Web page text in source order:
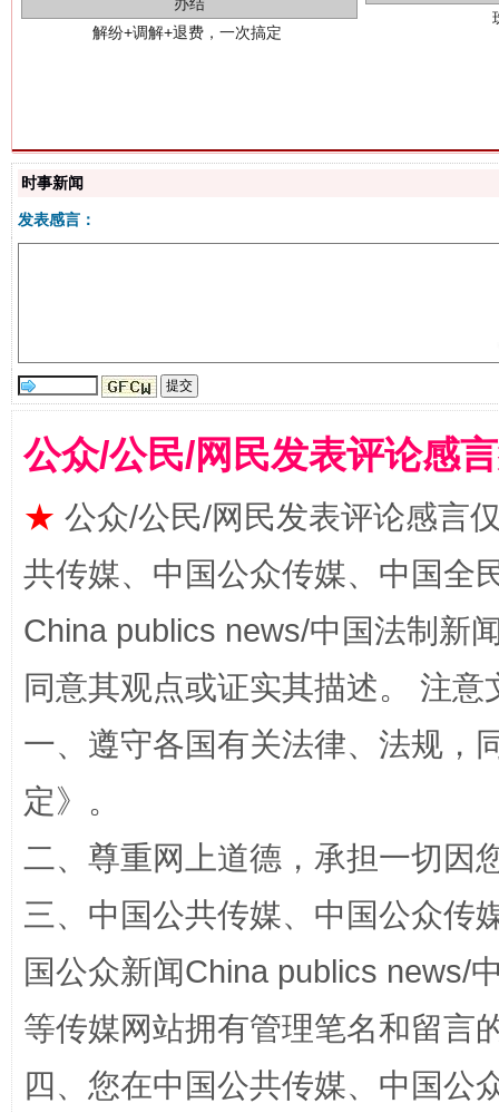
漫山遍野的桃花与雪山、麦地、白藏房 除
时事新闻
发表感言：
公众/公民/网民发表评论感
★ 公众/公民/网民发表评论感言
共传媒、中国公众传媒、中国全
China publics news/中国法制新
同意其观点或证实其描述。 注
一、遵守各国有关法律、法规，
定》。
二、尊重网上道德，承担一切因
三、中国公共传媒、中国公众传
国公众新闻China publics news/
等传媒网站拥有管理笔名和留言
四、您在中国公共传媒、中国公